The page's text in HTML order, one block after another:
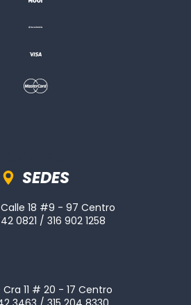
SEDES
18 #9 - 97 Centro
0821 / 316 902 1258
11 # 20 - 17 Centro